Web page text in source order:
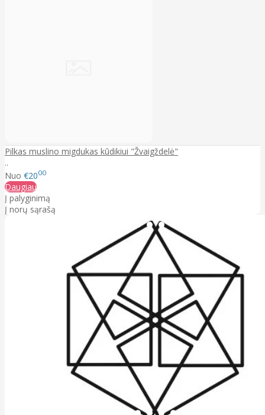
Pilkas muslino migdukas kūdikiui "Žvaigždelė"
..
Nuo €2000
Daugiau
Į palyginimą
Į norų sąrašą